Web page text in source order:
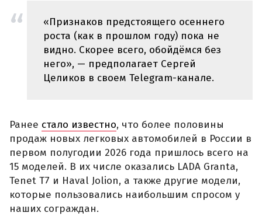
«Признаков предстоящего осеннего
роста (как в прошлом году) пока не
видно. Скорее всего, обойдёмся без
него», — предполагает Сергей
Целиков в своем Telegram-канале.
Ранее стало известно, что более половины
продаж новых легковых автомобилей в России в
первом полугодии 2026 года пришлось всего на
15 моделей. В их числе оказались LADA Granta,
Tenet T7 и Haval Jolion, а также другие модели,
которые пользовались наибольшим спросом у
наших сограждан.